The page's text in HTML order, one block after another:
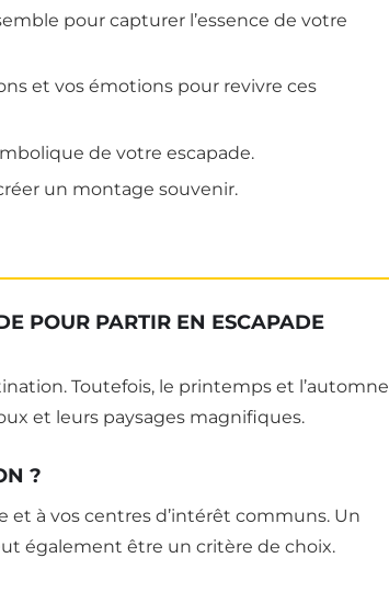
pour capturer l’essence de votre
et vos émotions pour revivre ces
de votre escapade.
un montage souvenir.
POUR PARTIR EN ESCAPADE
Toutefois, le printemps et l’automne
et leurs paysages magnifiques.
?
et à vos centres d’intérêt communs. Un
également être un critère de choix.